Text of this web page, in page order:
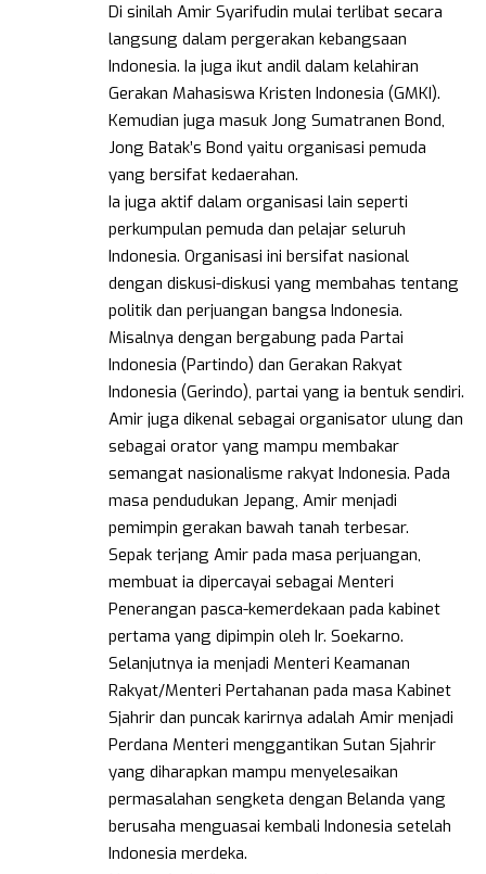
Di sinilah Amir Syarifudin mulai terlibat secara
langsung dalam pergerakan kebangsaan
Indonesia. Ia juga ikut andil dalam kelahiran
Gerakan Mahasiswa Kristen Indonesia (GMKI).
Kemudian juga masuk Jong Sumatranen Bond,
Jong Batak’s Bond yaitu organisasi pemuda
yang bersifat kedaerahan.
Ia juga aktif dalam organisasi lain seperti
perkumpulan pemuda dan pelajar seluruh
Indonesia. Organisasi ini bersifat nasional
dengan diskusi-diskusi yang membahas tentang
politik dan perjuangan bangsa Indonesia.
Misalnya dengan bergabung pada Partai
Indonesia (Partindo) dan Gerakan Rakyat
Indonesia (Gerindo), partai yang ia bentuk sendiri.
Amir juga dikenal sebagai organisator ulung dan
sebagai orator yang mampu membakar
semangat nasionalisme rakyat Indonesia. Pada
masa pendudukan Jepang, Amir menjadi
pemimpin gerakan bawah tanah terbesar.
Sepak terjang Amir pada masa perjuangan,
membuat ia dipercayai sebagai Menteri
Penerangan pasca-kemerdekaan pada kabinet
pertama yang dipimpin oleh Ir. Soekarno.
Selanjutnya ia menjadi Menteri Keamanan
Rakyat/Menteri Pertahanan pada masa Kabinet
Sjahrir dan puncak karirnya adalah Amir menjadi
Perdana Menteri menggantikan Sutan Sjahrir
yang diharapkan mampu menyelesaikan
permasalahan sengketa dengan Belanda yang
berusaha menguasai kembali Indonesia setelah
Indonesia merdeka.